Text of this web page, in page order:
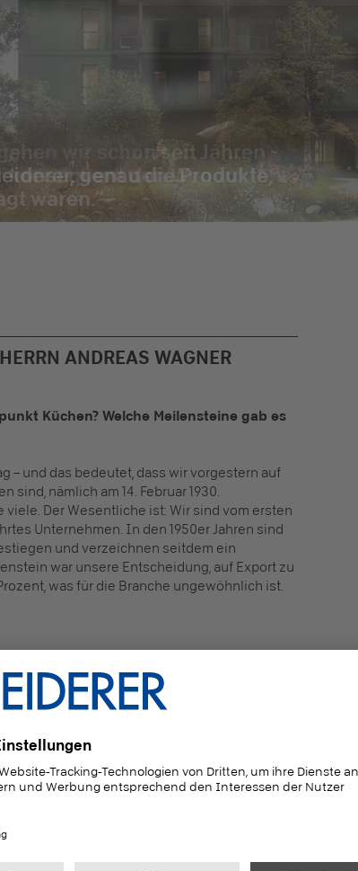
wir schon seit Jahren
den Weg in
ANDREAS WAGNER
Küchen? Welche Meilensteine gab es
– und das bedeutet, dass wir vorgestern auf
sind, nämlich am 14. Februar 1930.
Der Wesentliche ist: Wir sind vom ersten
Unternehmen. In den 1950er Jahren sind
und verzeichnen seitdem ein
war unsere Entscheidung, auf Export zu
was für die Branche ungewöhnlich ist.
verfolgt Rotpunkt Küchen?
Andreas Wagner:
Irgendwann habe ich
weiße Küche produzieren können, wohl aber
die grünste! Nicht im Sinne des Farbtons
natürlich, sondern hinsichtlich der
Nachhaltigkeit – und das ist eins unserer